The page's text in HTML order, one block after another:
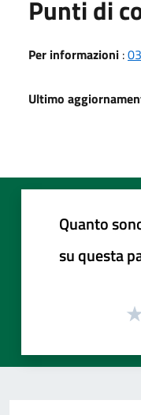
Punti di
Per informazioni :
Ultimo
Quanto
su questa